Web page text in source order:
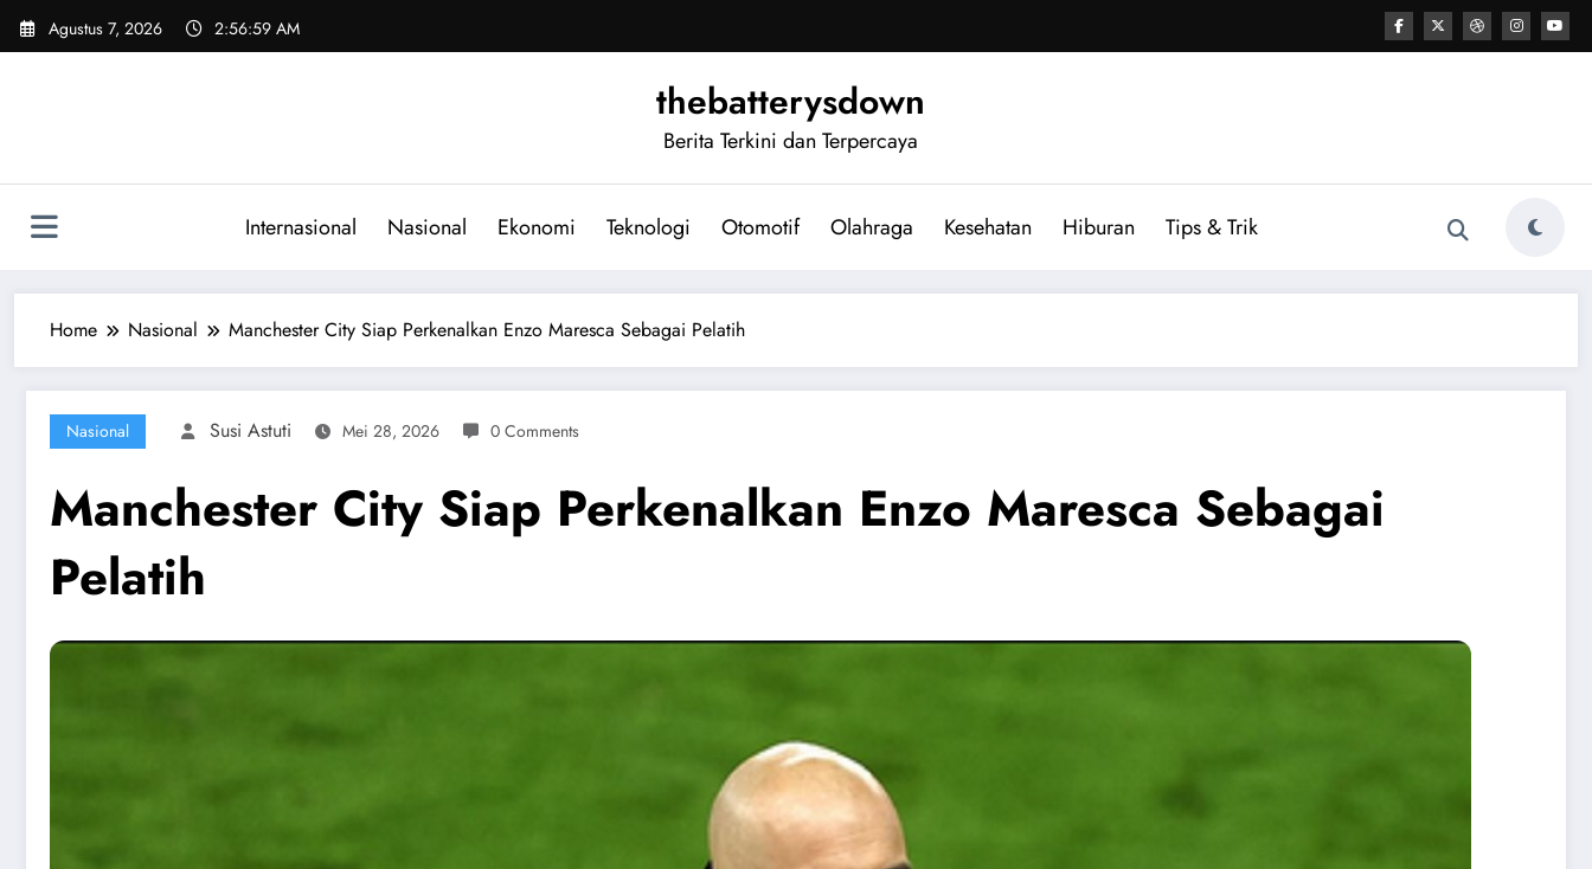
Skip
Agustus 7, 2026 2:57:01 AM
thebatterysdown
Berita Terkini dan Terpercaya
Internasional Nasional Ekonomi Teknologi Otomotif Olahraga Kesehatan Hiburan Tips & Trik
Home Nasional Manchester City Siap Perkenalkan Enzo Maresca Sebagai Pelatih
Nasional Susi Astuti Mei 28, 2026 0 Comments
Manchester City Siap Perkenalkan Enzo Maresca Sebagai
Pelatih